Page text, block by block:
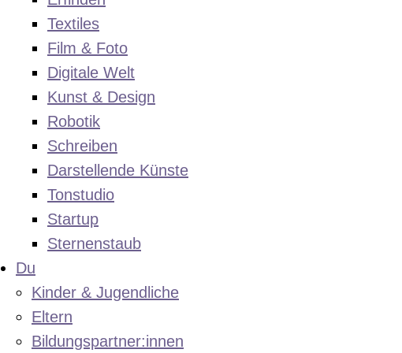
Textiles
Film & Foto
Digitale Welt
Kunst & Design
Robotik
Schreiben
Darstellende Künste
Tonstudio
Startup
Sternenstaub
Du
Kinder & Jugendliche
Eltern
Bildungspartner:innen